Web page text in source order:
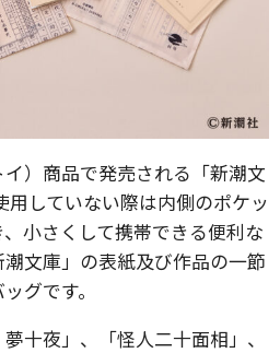
）商品で発売される「新潮文
していない際は内側のポケッ
小さくして携帯できる便利な
潮⽂庫」の表紙及び作品の一節
グです。
十夜」、「怪人二十面相」、